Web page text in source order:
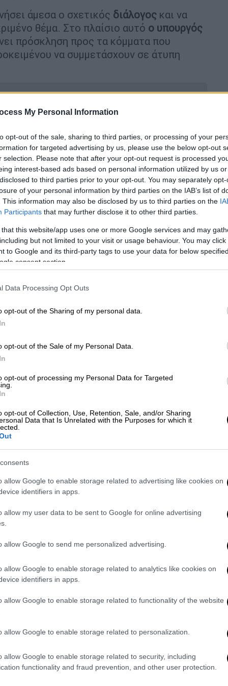
My Personal Information
opt-out of the sale, sharing to third parties, or processing of your
for targeted advertising by us, please use the below opt-out
selection. Please note that after your opt-out request is processed
interest-based ads based on personal information utilized by us
to third parties prior to your opt-out. You may separately
of your personal information by third parties on the IAB’s list of
This information may also be disclosed by us to third parties on the
Participants that may further disclose it to other third parties.
that this website/app uses one or more Google services and may
but not limited to your visit or usage behaviour. You may
to Google and its third-party tags to use your data for below
consent section.
Data Processing Opt Outs
opt-out of the Sharing of my personal data.
opt-out of the Sale of my Personal Data.
opt-out of processing my Personal Data for Targeted
opt-out of Collection, Use, Retention, Sale, and/or Sharing
Data that Is Unrelated with the Purposes for which it
allow Google to enable storage related to advertising like cookies on
identifiers in apps.
allow my user data to be sent to Google for online advertising
allow Google to send me personalized advertising.
allow Google to enable storage related to analytics like cookies on
identifiers in apps.
allow Google to enable storage related to functionality of the website
allow Google to enable storage related to personalization.
allow Google to enable storage related to security, including
functionality and fraud prevention, and other user protection.
άμεσα ο σχετικός διάλογος και να
θέμα. Στο πλαίσιο αυτό ο υπουργός
πρόσκληση προς τα κόμματα που
να συμμετάσχουν σε άτυπη
επιστολική ψήφο - Οι έδρες και η
επιτροπής
προβλέπει τα εξής:
στιςβουλευτικές εκλογές,
εκτός της χώρας. Προσοχή: για
200 θετικές ψήφοι στη Βουλή.Σε
το ισχύον νομοθετικό πλαίσιο για την
τμήματα του εξωτερικού.
Περιφέρειας Απόδημου Ελληνισμού,
θα ψηφίζουν όποιον ή όποια
στις 12, όπως δηλαδή ίσχυε από
ο κυβερνητικός εκπρόσωπος
η αναγκαία πλειοψηφία των 2/3
περιφέρεια Απόδημου Ελληνισμού
αλλά για τις μεθεπόμενες
πρόταση προβλέπει πως η
με βάση το σύνολο των ψήφων
τις εκλογικές περιφέρειες,
Ελληνισμού. Η κατανομή των τριών
Ελληνισμού θα γίνεται ακριβώς με
το γεγονός ότι θα υπάρχει
προφανώς, μεταξύ των μεγάλων
διεκδικήσουν να εκπροσωπηθούν στην
επιλεγεί αμιγώς από αυτούς οι οποίοι
με αίσθημα ευθύνης, να
σημαντική, θεσμική, αλλά τολμώ να
ανέφερε χαρακτηριστικά ο
εισαγωγική του τοποθέτηση στο
το επόμενο διάστημα να ασκήσει
για να τοποθετηθούν σε μια
συζήτησης για την Συνταγματική